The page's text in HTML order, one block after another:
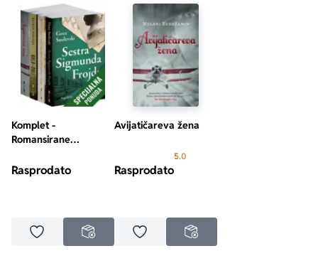
„Očaravajući portret jednog braka i jedne nacije u
strašnim vremenima.“ Kejt Kvin, autorka romana
mreža
Komplet -
Romansirane
Rasprodato
Dodaj u omiljeneNEDOSTUPNO
Avijatičareva žena
5.0
Rasprodato
Dodaj u omiljeneNEDOSTUPNO